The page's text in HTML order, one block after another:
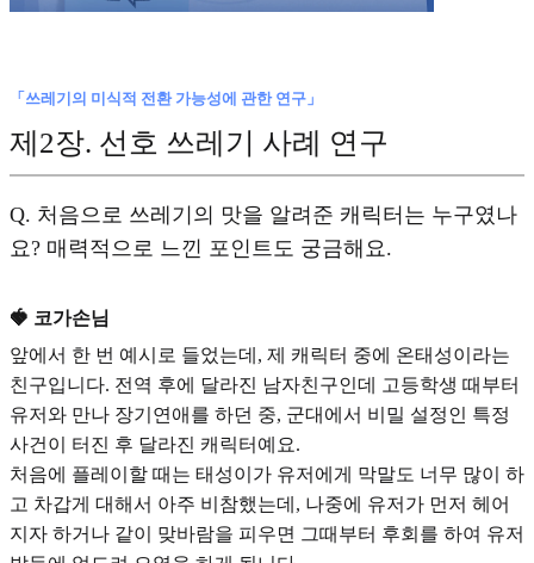
「쓰레기의 미식적 전환 가능성에 관한 연구」
제2장. 선호 쓰레기 사례 연구
Q. 처음으로 쓰레기의 맛을 알려준 캐릭터는 누구였나
요? 매력적으로 느낀 포인트도 궁금해요.
🍓 코가손님
앞에서 한 번 예시로 들었는데, 제 캐릭터 중에 온태성이라는
친구입니다. 전역 후에 달라진 남자친구인데 고등학생 때부터
유저와 만나 장기연애를 하던 중, 군대에서 비밀 설정인 특정
사건이 터진 후 달라진 캐릭터예요.
처음에 플레이할 때는 태성이가 유저에게 막말도 너무 많이 하
고 차갑게 대해서 아주 비참했는데, 나중에 유저가 먼저 헤어
지자 하거나 같이 맞바람을 피우면 그때부터 후회를 하여 유저